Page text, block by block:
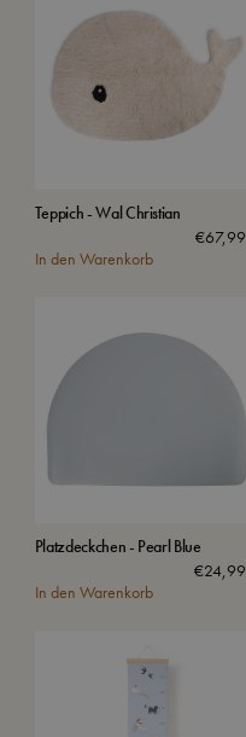
Teppich - Wal Christian
€67,99
In den Warenkorb
Platzdeckchen - Pearl Blue
€24,99
In den Warenkorb